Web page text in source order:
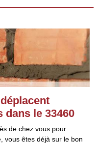
le 33460
de chez vous pour
vous êtes déjà sur le bon